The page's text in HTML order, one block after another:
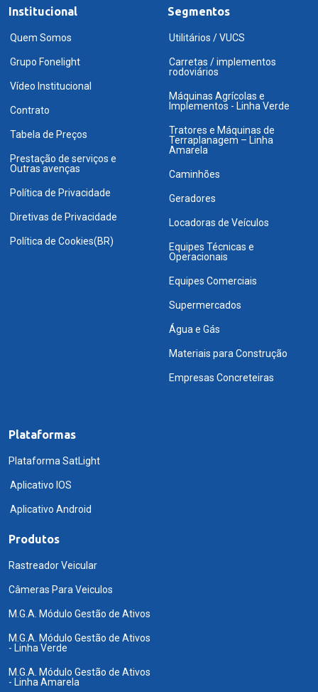
Institucional
Quem Somos
Grupo Fonelight
Vídeo Institucional
Contrato
Tabela de Preços
Prestação de serviços e
Outras avenças
Política de Privacidade
Diretivas de Privacidade
Política de Cookies(BR)
Segmentos
Utilitários / VUCS
Carretas / implementos
rodoviários
Máquinas Agrícolas e
Implementos - Linha Verde
Tratores e Máquinas de
Terraplanagem – Linha
Amarela
Caminhões
Geradores
Locadoras de Veículos
Equipes Técnicas e
Operacionais
Equipes Comerciais
Supermercados
Água e Gás
Materiais para Construção
Empresas Concreteiras
Plataformas
Plataforma SatLight
Aplicativo IOS
Aplicativo Android
Produtos
Rastreador Veicular
Câmeras Para Veiculos
M.G.A. Módulo Gestão de Ativos
M.G.A. Módulo Gestão de Ativos
- Linha Verde
M.G.A. Módulo Gestão de Ativos
- Linha Amarela